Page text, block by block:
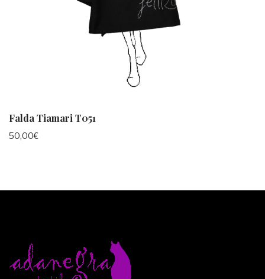
Falda Tiamari T051
50,00€